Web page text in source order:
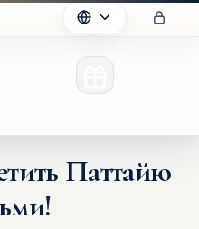
Паттайю